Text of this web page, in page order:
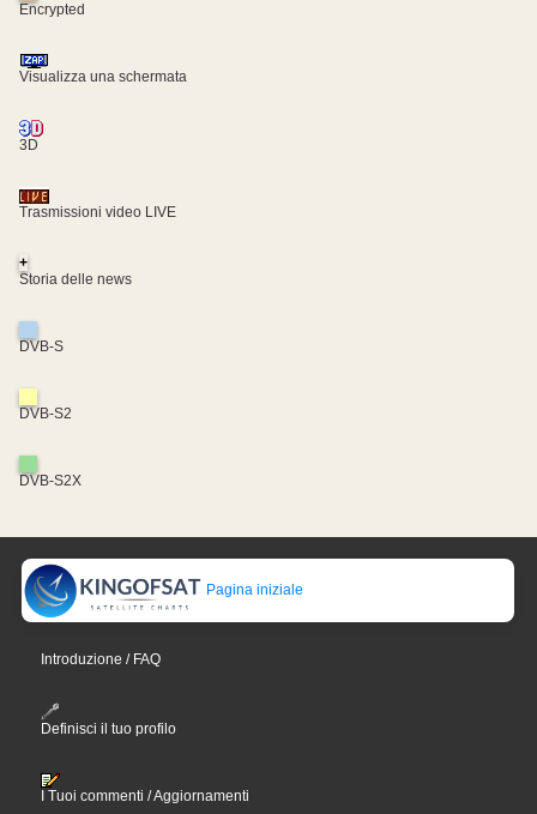
Encrypted
Visualizza una schermata
3D
Trasmissioni video LIVE
+
Storia delle news
DVB-S
DVB-S2
DVB-S2X
Pagina iniziale
Introduzione / FAQ
Definisci il tuo profilo
I Tuoi commenti / Aggiornamenti